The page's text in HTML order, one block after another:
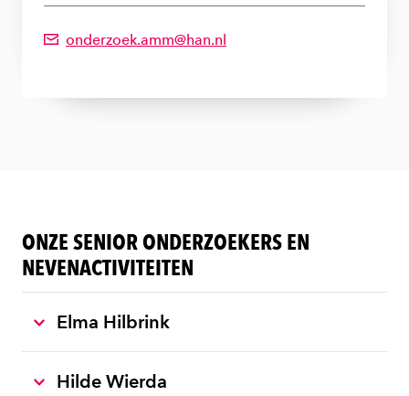
onderzoek.amm@han.nl
Emailadres van Steffi Geenen
ONZE SENIOR ONDERZOEKERS EN
NEVENACTIVITEITEN
Elma Hilbrink
Hilde Wierda